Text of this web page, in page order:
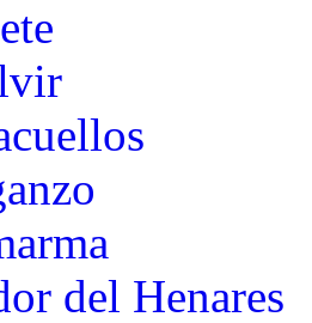
del Henares